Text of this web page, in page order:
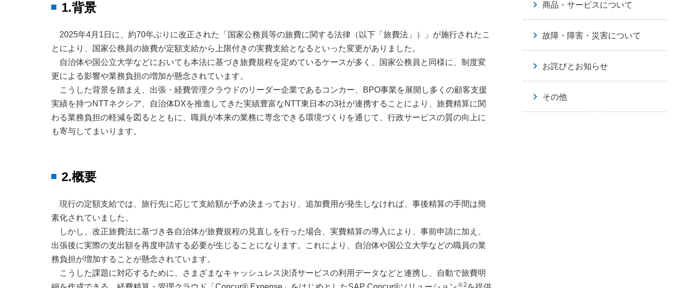
1.背景
2025年4月1日に、約70年ぶりに改正された「国家公務員等の旅費に関する法律（以下「旅費法」）」が施行されたこ
とにより、国家公務員の旅費が定額支給から上限付きの実費支給となるといった変更がありました。
自治体や国公立大学などにおいても本法に基づき旅費規程を定めているケースが多く、国家公務員と同様に、制度変
更による影響や業務負担の増加が懸念されています。
こうした背景を踏まえ、出張・経費管理クラウドのリーダー企業であるコンカー、BPO事業を展開し多くの顧客支援
実績を持つNTTネクシア、自治体DXを推進してきた実績豊富なNTT東日本の3社が連携することにより、旅費精算に関
わる業務負担の軽減を図るとともに、職員が本来の業務に専念できる環境づくりを通じて、行政サービスの質の向上に
も寄与してまいります。
2.概要
現行の定額支給では、旅行先に応じて支給額が予め決まっており、追加費用が発生しなければ、事後精算の手間は簡
素化されていました。
しかし、改正旅費法に基づき各自治体が旅費規程の見直しを行った場合、実費精算の導入により、事前申請に加え、
出張後に実際の支出額を再度申請する必要が生じることになります。これにより、自治体や国公立大学などの職員の業
務負担が増加することが懸念されています。
こうした課題に対応するために、さまざまなキャッシュレス決済サービスの利用データなどと連携し、自動で旅費明
※2
商品・サービスについて
故障・障害・災害について
お詫びとお知らせ
その他